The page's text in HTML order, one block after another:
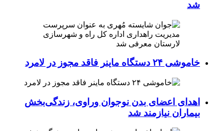
شد
خاموشی ۲۴ دستگاه ماینر فاقد مجوز در لامرد
اهدای اعضای بدن نوجوان وراوی، زندگی‌بخش
بیماران نیازمند شد